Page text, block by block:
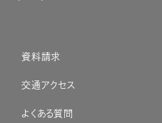
資料請求
交通アクセス
よくある質問